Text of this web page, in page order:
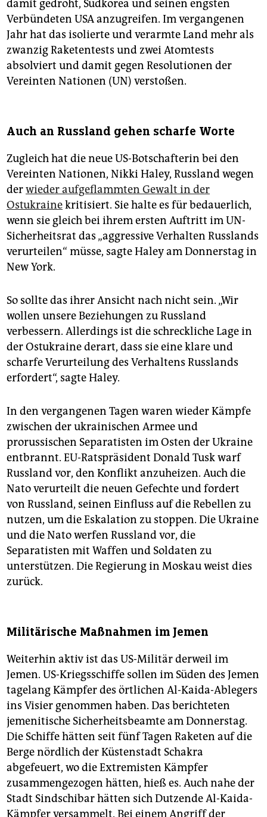
damit gedroht, Südkorea und seinen engsten
Verbündeten USA anzugreifen. Im vergangenen
Jahr hat das isolierte und verarmte Land mehr als
zwanzig Raketentests und zwei Atomtests
absolviert und damit gegen Resolutionen der
Vereinten Nationen (UN) verstoßen.
Auch an Russland gehen scharfe Worte
Zugleich hat die neue US-Botschafterin bei den
Vereinten Nationen, Nikki Haley, Russland wegen
derwieder aufgeflammten Gewalt in der
Ostukrainekritisiert. Sie halte es für bedauerlich,
wenn sie gleich bei ihrem ersten Auftritt im UN-
Sicherheitsrat das „aggressive Verhalten Russlands
verurteilen“ müsse, sagte Haley am Donnerstag in
New York.
So sollte das ihrer Ansicht nach nicht sein. „Wir
wollen unsere Beziehungen zu Russland
verbessern. Allerdings ist die schreckliche Lage in
der Ostukraine derart, dass sie eine klare und
scharfe Verurteilung des Verhaltens Russlands
erfordert“, sagte Haley.
In den vergangenen Tagen waren wieder Kämpfe
zwischen der ukrainischen Armee und
prorussischen Separatisten im Osten der Ukraine
entbrannt. EU-Ratspräsident Donald Tusk warf
Russland vor, den Konflikt anzuheizen. Auch die
Nato verurteilt die neuen Gefechte und fordert
von Russland, seinen Einfluss auf die Rebellen zu
nutzen, um die Eskalation zu stoppen. Die Ukraine
und die Nato werfen Russland vor, die
Separatisten mit Waffen und Soldaten zu
unterstützen. Die Regierung in Moskau weist dies
zurück.
Militärische Maßnahmen im Jemen
Weiterhin aktiv ist das US-Militär derweil im
Jemen. US-Kriegsschiffe sollen im Süden des Jemen
tagelang Kämpfer des örtlichen Al-Kaida-Ablegers
ins Visier genommen haben. Das berichteten
jemenitische Sicherheitsbeamte am Donnerstag.
Die Schiffe hätten seit fünf Tagen Raketen auf die
Berge nördlich der Küstenstadt Schakra
abgefeuert, wo die Extremisten Kämpfer
zusammengezogen hätten, hieß es. Auch nahe der
Stadt Sindschibar hätten sich Dutzende Al-Kaida-
Kämpfer versammelt. Bei einem Angriff der